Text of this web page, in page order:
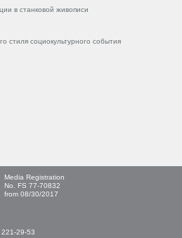
в станковой живописи
стиля социокультурного события
Media Registration
No. FS 77-70832
from 08/30/2017
29-53